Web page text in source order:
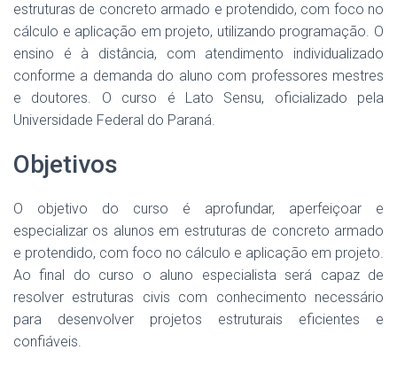
estruturas de concreto armado e protendido, com foco no
cálculo e aplicação em projeto, utilizando programação. O
ensino é à distância, com atendimento individualizado
conforme a demanda do aluno com professores mestres
e doutores. O curso é Lato Sensu, oficializado pela
Universidade Federal do Paraná.
Objetivos
O objetivo do curso é aprofundar, aperfeiçoar e
especializar os alunos em estruturas de concreto armado
e protendido, com foco no cálculo e aplicação em projeto.
Ao final do curso o aluno especialista será capaz de
resolver estruturas civis com conhecimento necessário
para desenvolver projetos estruturais eficientes e
confiáveis.